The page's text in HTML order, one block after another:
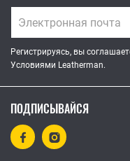
Регистрируясь, вы
Условиями Leatherman.
ПОДПИСЫВАЙСЯ